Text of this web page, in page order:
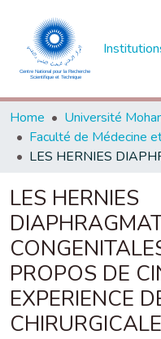
Home
LES HERNIES
PROPOS DE
EXPERIENCE